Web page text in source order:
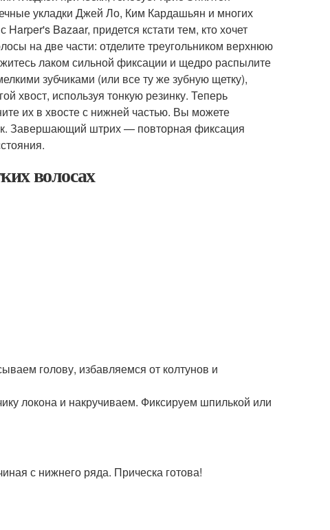
укладки Джей Ло, Ким Кардашьян и многих
Bazaar, придется кстати тем, кто хочет
на две части: отделите треугольником верхнюю
лаком сильной фиксации и щедро распылите
зубчиками (или все ту же зубную щетку),
хвост, используя тонкую резинку. Теперь
их в хвосте с нижней частью. Вы можете
Завершающий штрих — повторная фиксация
волосах
голову, избавляемся от колтунов и
локона и накручиваем. Фиксируем шпилькой или
с нижнего ряда. Прическа готова!